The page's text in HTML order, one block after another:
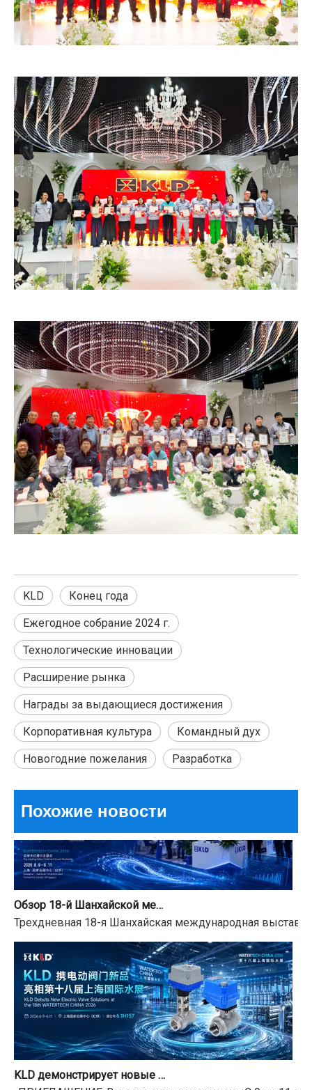
KLD Конец года
Ежегодное собрание 2024 г.
Технологические инновации
Расширение рынка
Награды за выдающиеся достижения
Корпоративная культура Командный дух
Новогодние пожелания Разработка
Похожие новости
Лучшие электрические шаровые краны 2026 года для эффективного управления потоком?
Может ли один маленький клапан улучшить работу
Обзор 18-й Шанхайской международной водной выставки и уведомление о празднике Фестиваля лодок-драконов
Трехдневная 18-я Шанхайская международная
KLD демонстрирует новые моторизованные клапаны на 18-й Шанхайской международной выставке воды
-ПРИГЛАШЕНИЕ-Вы сердечно приглашеныС 9 по 11 июня